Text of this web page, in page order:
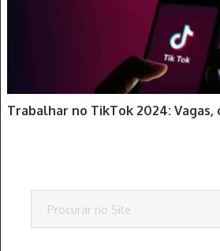
Trabalhar no TikTok 2024: